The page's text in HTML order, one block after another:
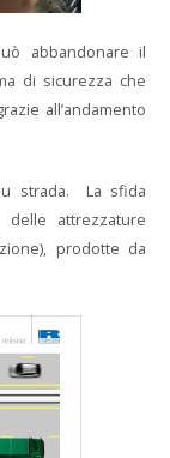
abbandonare il
di sicurezza che
all’andamento
strada. La sfida
attrezzature
prodotte da